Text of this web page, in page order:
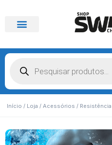
Início / Loja / Acessórios / Resistência